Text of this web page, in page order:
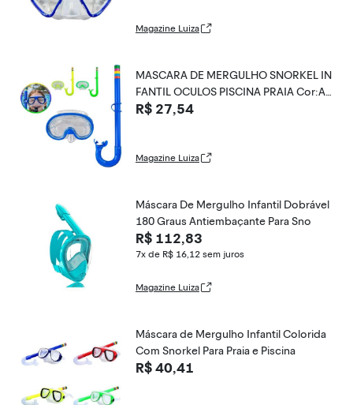
Magazine Luiza
MASCARA DE MERGULHO SNORKEL IN
FANTIL OCULOS PISCINA PRAIA Cor:Az
ul - Q
R$ 27,54
Magazine Luiza
Máscara De Mergulho Infantil Dobrável
180 Graus Antiembaçante Para Sno
R$ 112,83
7x de R$ 16,12 sem juros
Magazine Luiza
Máscara de Mergulho Infantil Colorida
Com Snorkel Para Praia e Piscina
R$ 40,41